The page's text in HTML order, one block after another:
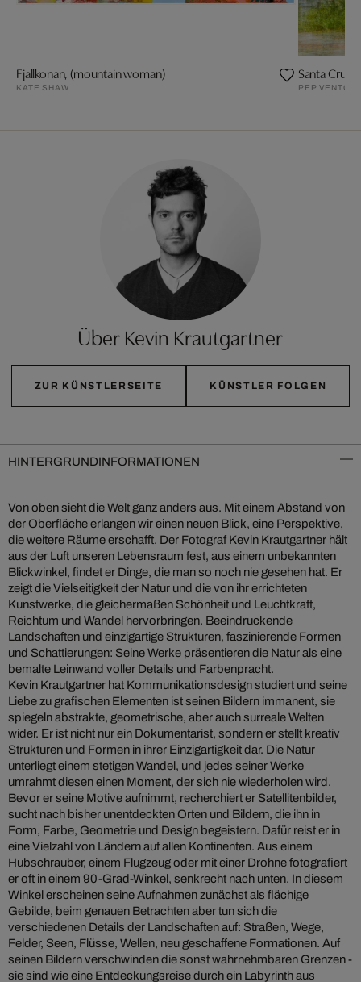
Fjallkonan, (mountain woman)
KATE SHAW
Santa Cruz,
PEP
Über Kevin Krautgartner
ZUR KÜNSTLERSEITE KÜNSTLER FOLGEN
HINTERGRUNDINFORMATIONEN
Von oben sieht die Welt ganz anders aus. Mit einem Abstand von
der Oberfläche erlangen wir einen neuen Blick, eine Perspektive,
die weitere Räume erschafft. Der Fotograf Kevin Krautgartner hält
aus der Luft unseren Lebensraum fest, aus einem unbekannten
Blickwinkel, findet er Dinge, die man so noch nie gesehen hat. Er
zeigt die Vielseitigkeit der Natur und die von ihr errichteten
Kunstwerke, die gleichermaßen Schönheit und Leuchtkraft,
Reichtum und Wandel hervorbringen. Beeindruckende
Landschaften und einzigartige Strukturen, faszinierende Formen
und Schattierungen: Seine Werke präsentieren die Natur als eine
bemalte Leinwand voller Details und Farbenpracht.
Kevin Krautgartner hat Kommunikationsdesign studiert und seine
Liebe zu grafischen Elementen ist seinen Bildern immanent, sie
spiegeln abstrakte, geometrische, aber auch surreale Welten
wider. Er ist nicht nur ein Dokumentarist, sondern er stellt kreativ
Strukturen und Formen in ihrer Einzigartigkeit dar. Die Natur
unterliegt einem stetigen Wandel, und jedes seiner Werke
umrahmt diesen einen Moment, der sich nie wiederholen wird.
Bevor er seine Motive aufnimmt, recherchiert er Satellitenbilder,
sucht nach bisher unentdeckten Orten und Bildern, die ihn in
Form, Farbe, Geometrie und Design begeistern. Dafür reist er in
eine Vielzahl von Ländern auf allen Kontinenten. Aus einem
Hubschrauber, einem Flugzeug oder mit einer Drohne fotografiert
er oft in einem 90-Grad-Winkel, senkrecht nach unten. In diesem
Winkel erscheinen seine Aufnahmen zunächst als flächige
Gebilde, beim genauen Betrachten aber tun sich die
verschiedenen Details der Landschaften auf: Straßen, Wege,
Felder, Seen, Flüsse, Wellen, neu geschaffene Formationen. Auf
seinen Bildern verschwinden die sonst wahrnehmbaren Grenzen -
sie sind wie eine Entdeckungsreise durch ein Labyrinth aus